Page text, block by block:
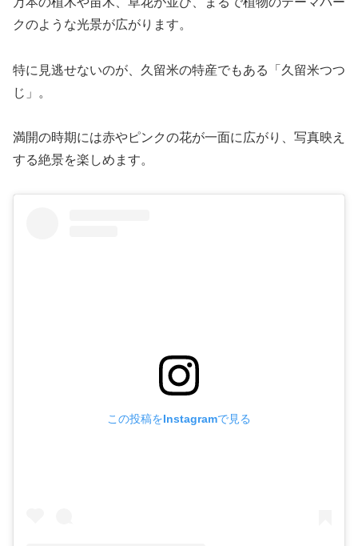
クのような光景が広がります。
特に見逃せないのが、久留米の特産でもある「久留米つつ
じ」。
満開の時期には赤やピンクの花が一面に広がり、写真映え
する絶景を楽しめます。
この投稿をInstagramで見る